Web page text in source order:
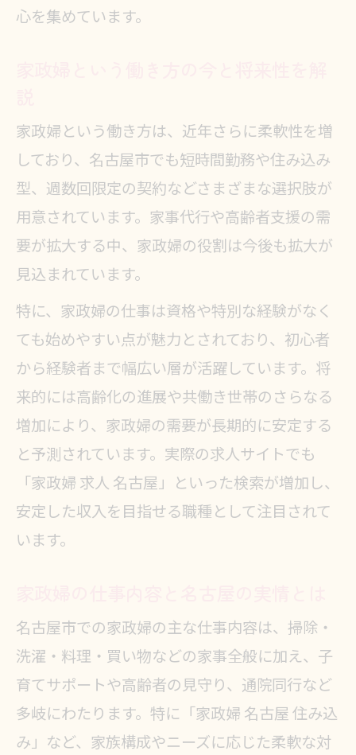
家政婦を副業にする魅力とポイント
イル
家政婦の住み込み求人を選ぶ際の注
意点
住み込み家政婦ならではの収入の特
徴
家政婦として住み込みで働くメリッ
ト
住み込み家政婦の仕事の流れと実例
紹介
求人動向から見る名古屋の家政婦市場
家政婦求人が名古屋で増加する理由
解説
名古屋の家政婦求人に求められる条
件
集
家政婦の相場や給料事情を現役目線で紹
介
家政婦の給料相場と名古屋独自の特
心を集めています。
家政婦という働き方は、近年さらに柔軟性を増
しており、名古屋市でも短時間勤務や住み込み
型、週数回限定の契約などさまざまな選択肢が
用意されています。家事代行や高齢者支援の需
要が拡大する中、家政婦の役割は今後も拡大が
見込まれています。
特に、家政婦の仕事は資格や特別な経験がなく
ても始めやすい点が魅力とされており、初心者
から経験者まで幅広い層が活躍しています。将
来的には高齢化の進展や共働き世帯のさらなる
増加により、家政婦の需要が長期的に安定する
と予測されています。実際の求人サイトでも
「家政婦 求人 名古屋」といった検索が増加し、
安定した収入を目指せる職種として注目されて
います。
名古屋市での家政婦の主な仕事内容は、掃除・
洗濯・料理・買い物などの家事全般に加え、子
育てサポートや高齢者の見守り、通院同行など
多岐にわたります。特に「家政婦 名古屋 住み込
み」など、家族構成やニーズに応じた柔軟な対